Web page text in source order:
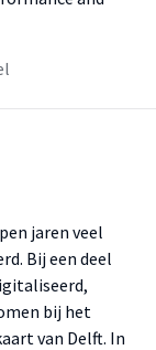
jaren veel
Bij een deel
bij het
van Delft. In